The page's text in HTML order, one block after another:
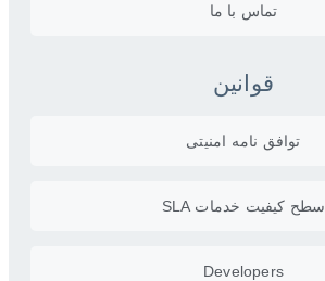
تماس با ما
قوانین
توافق نامه امنیتی
سطح کیفیت خدمات SLA
Developers